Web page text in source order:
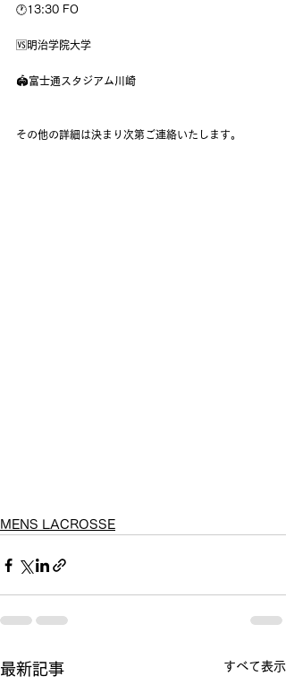
🕐13:30 FO
🆚明治学院大学
🏟富士通スタジアム川崎
その他の詳細は決まり次第ご連絡いたします。
MENS LACROSSE
最新記事 すべて表示